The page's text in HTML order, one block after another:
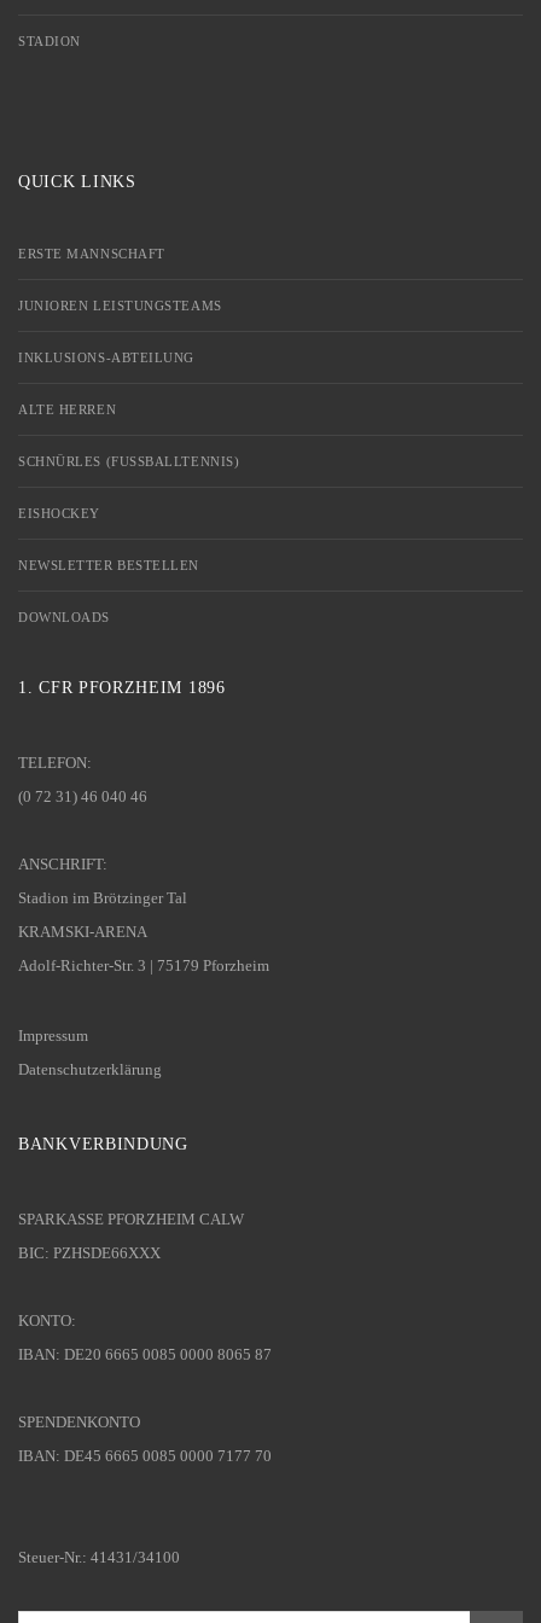
STADION
QUICK LINKS
ERSTE MANNSCHAFT
JUNIOREN LEISTUNGSTEAMS
INKLUSIONS-ABTEILUNG
ALTE HERREN
SCHNÜRLES (FUSSBALLTENNIS)
EISHOCKEY
NEWSLETTER BESTELLEN
DOWNLOADS
1. CFR PFORZHEIM 1896
TELEFON:
(0 72 31) 46 040 46
ANSCHRIFT:
Stadion im Brötzinger Tal
KRAMSKI-ARENA
Adolf-Richter-Str. 3 | 75179 Pforzheim
Impressum
Datenschutzerklärung
BANKVERBINDUNG
SPARKASSE PFORZHEIM CALW
BIC: PZHSDE66XXX
KONTO:
IBAN: DE20 6665 0085 0000 8065 87
SPENDENKONTO
IBAN: DE45 6665 0085 0000 7177 70
Steuer-Nr.: 41431/34100